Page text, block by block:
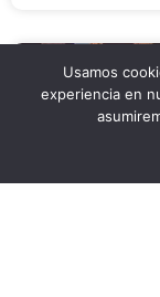
Espectáculos y
Corte de
prohíbe a
Usamos
experiencia en